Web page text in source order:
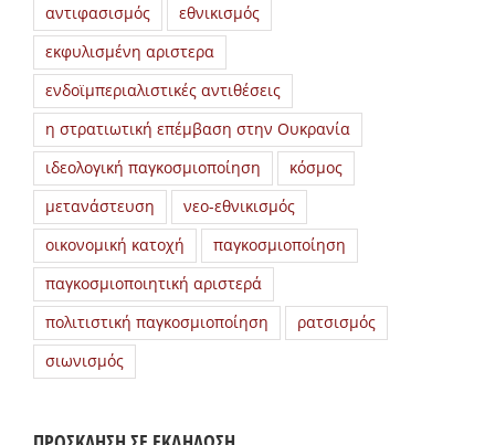
αντιφασισμός
εθνικισμός
εκφυλισμένη αριστερα
ενδοϊμπεριαλιστικές αντιθέσεις
η στρατιωτική επέμβαση στην Ουκρανία
ιδεολογική παγκοσμιοποίηση
κόσμος
μετανάστευση
νεο-εθνικισμός
οικονομική κατοχή
παγκοσμιοποίηση
παγκοσμιοποιητική αριστερά
πολιτιστική παγκοσμιοποίηση
ρατσισμός
σιωνισμός